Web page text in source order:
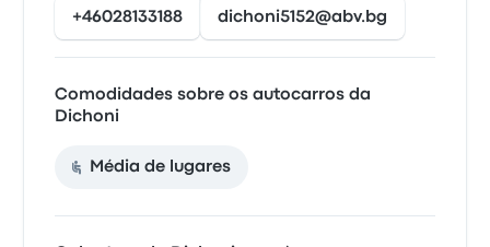
+46028133188 dichoni5152@abv.bg
Comodidades sobre os autocarros da
Dichoni
Média de lugares